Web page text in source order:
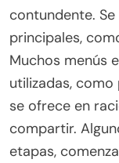
contundente.
principales,
Muchos menús
utilizadas,
se ofrece en
compartir.
etapas,